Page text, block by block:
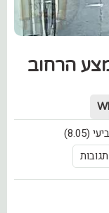
הרחוב
תגובות